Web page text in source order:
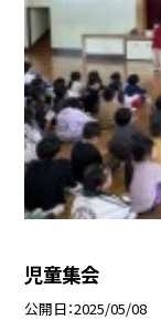
児童集会
公開日 2025/05/08